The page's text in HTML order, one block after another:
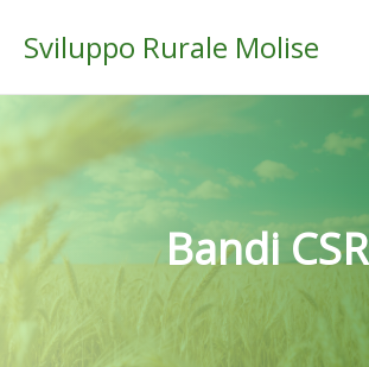
Sviluppo Rurale Molise
Bandi CSR